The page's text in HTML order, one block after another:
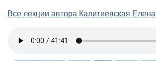
Все лекции автора Калитиевская Елена